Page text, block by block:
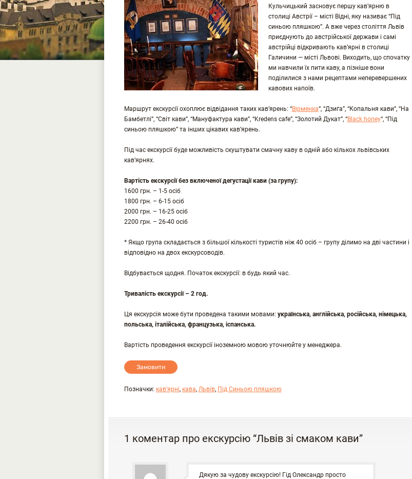
Кульчицький засновує першу кав’ярню в
столиці Австрії – місті Відні, яку називає “Під
синьою пляшкою”. А вже через століття Львів
приєднують до австрійської держави і самі
австрійці відкривають кав’ярні в столиці
Галичини — місті Львові. Виходить, що спочатку
ми навчили їх пити каву, а пізніше вони
поділилися з нами рецептами неперевершених
кавових напоїв.
Маршрут екскурсії охоплює відвідання таких кав’ярень: “Вірменка“, “Дзиґа”, “Копальня кави”, “На
Бамбетлі”, “Світ кави”, “Мануфактура кави”, “Kredens cafe”, “Золотий Дукат”, “Black honey“, “Під
синьою пляшкою” та інших цікавих кав’ярень.
Під час екскурсії буде можливість скуштувати смачну каву в одній або кількох львівських
кав’ярнях.
Вартість екскурсії без включеної дегустації кави (за групу):
1600 грн. – 1-5 осіб
1800 грн. – 6-15 осіб
2000 грн. – 16-25 осіб
2200 грн. – 26-40 осіб
* Якщо група складається з більшої кількості туристів ніж 40 осіб – групу ділимо на дві частини і
відповідно на двох екскурсоводів.
Відбувається щодня. Початок екскурсії: в будь який час.
Тривалість екскурсії – 2 год.
Ця екскурсія може бути проведена такими мовами: українська, англійська, російська, німецька,
польська, італійська, французька, іспанська.
Вартість проведення екскурсії іноземною мовою уточнюйте у менеджера.
Замовити
Позначки: кав'ярні, кава, Львів, Під Синьою пляшкою
1 коментар про екскурсію “Львів зі смаком кави”
Дякую за чудову екскурсію! Гід Олександр просто